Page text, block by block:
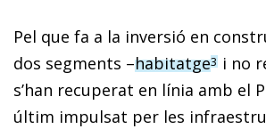
Pel que fa a la inversió en
dos segments –habitatge3 i no
s’han recuperat en línia amb el
últim impulsat per les